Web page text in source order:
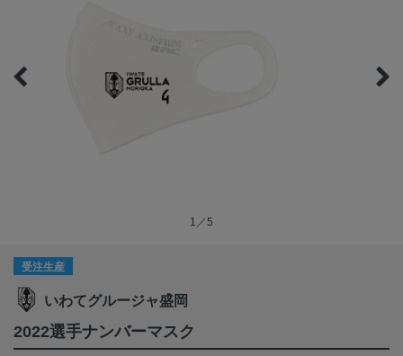
1／5
受注生産
いわてグルージャ盛岡
2022選手ナンバーマスク